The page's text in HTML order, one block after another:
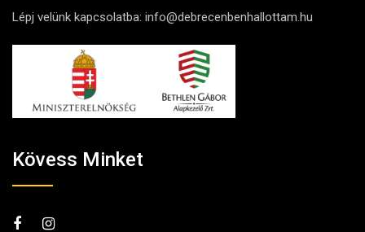
Lépj velünk kapcsolatba: info@debrecenbenhallottam.hu
Kövess Minket